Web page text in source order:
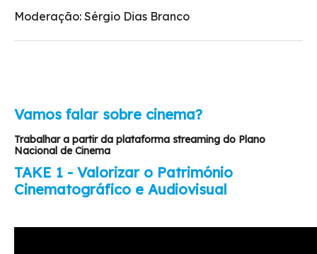
Moderação: Sérgio Dias Branco
Vamos falar sobre cinema?
Trabalhar a partir da plataforma streaming do Plano
Nacional de Cinema
TAKE 1 - Valorizar o Património
Cinematográfico e Audiovisual